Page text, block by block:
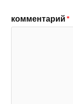
комментарий*